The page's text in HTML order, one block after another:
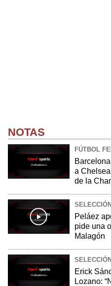
NOTAS
FÚTBOL
a
de la
Peláez
pide una
Malagón
Erick
Lozano: